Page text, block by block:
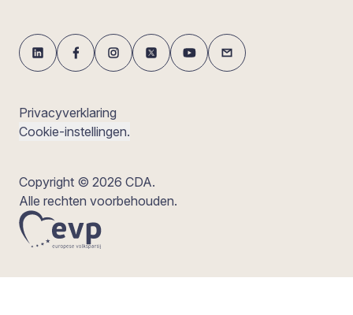
Privacyverklaring
Cookie-instellingen.
Copyright © 2026 CDA.
Alle rechten voorbehouden.